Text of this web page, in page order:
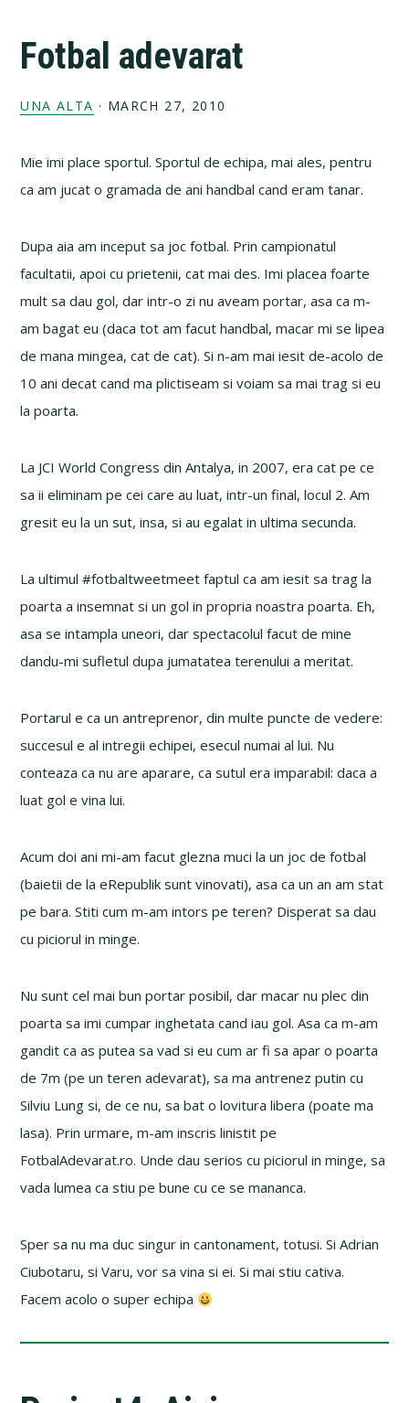
Fotbal adevarat
UNA ALTA · MARCH 27, 2010
Mie imi place sportul. Sportul de echipa, mai ales, pentru
ca am jucat o gramada de ani handbal cand eram tanar.
Dupa aia am inceput sa joc fotbal. Prin campionatul
facultatii, apoi cu prietenii, cat mai des. Imi placea foarte
mult sa dau gol, dar intr-o zi nu aveam portar, asa ca m-
am bagat eu (daca tot am facut handbal, macar mi se lipea
de mana mingea, cat de cat). Si n-am mai iesit de-acolo de
10 ani decat cand ma plictiseam si voiam sa mai trag si eu
la poarta.
La JCI World Congress din Antalya, in 2007, era cat pe ce
sa ii eliminam pe cei care au luat, intr-un final, locul 2. Am
gresit eu la un sut, insa, si au egalat in ultima secunda.
La ultimul #fotbaltweetmeet faptul ca am iesit sa trag la
poarta a insemnat si un gol in propria noastra poarta. Eh,
asa se intampla uneori, dar spectacolul facut de mine
dandu-mi sufletul dupa jumatatea terenului a meritat.
Portarul e ca un antreprenor, din multe puncte de vedere:
succesul e al intregii echipei, esecul numai al lui. Nu
conteaza ca nu are aparare, ca sutul era imparabil: daca a
luat gol e vina lui.
Acum doi ani mi-am facut glezna muci la un joc de fotbal
(baietii de la eRepublik sunt vinovati), asa ca un an am stat
pe bara. Stiti cum m-am intors pe teren? Disperat sa dau
cu piciorul in minge.
Nu sunt cel mai bun portar posibil, dar macar nu plec din
poarta sa imi cumpar inghetata cand iau gol. Asa ca m-am
gandit ca as putea sa vad si eu cum ar fi sa apar o poarta
de 7m (pe un teren adevarat), sa ma antrenez putin cu
Silviu Lung si, de ce nu, sa bat o lovitura libera (poate ma
lasa). Prin urmare, m-am inscris linistit pe
FotbalAdevarat.ro. Unde dau serios cu piciorul in minge, sa
vada lumea ca stiu pe bune cu ce se mananca.
Sper sa nu ma duc singur in cantonament, totusi. Si Adrian
Ciubotaru, si Varu, vor sa vina si ei. Si mai stiu cativa.
Facem acolo o super echipa